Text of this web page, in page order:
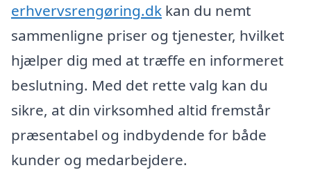
erhvervsrengøring.dk kan du nemt
sammenligne priser og tjenester, hvilket
hjælper dig med at træffe en informeret
beslutning. Med det rette valg kan du
sikre, at din virksomhed altid fremstår
præsentabel og indbydende for både
kunder og medarbejdere.